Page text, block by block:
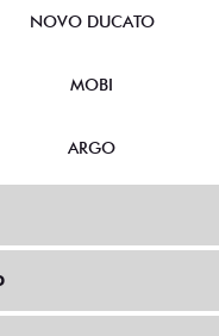
NOVO DUCATO
MOBI
ARGO